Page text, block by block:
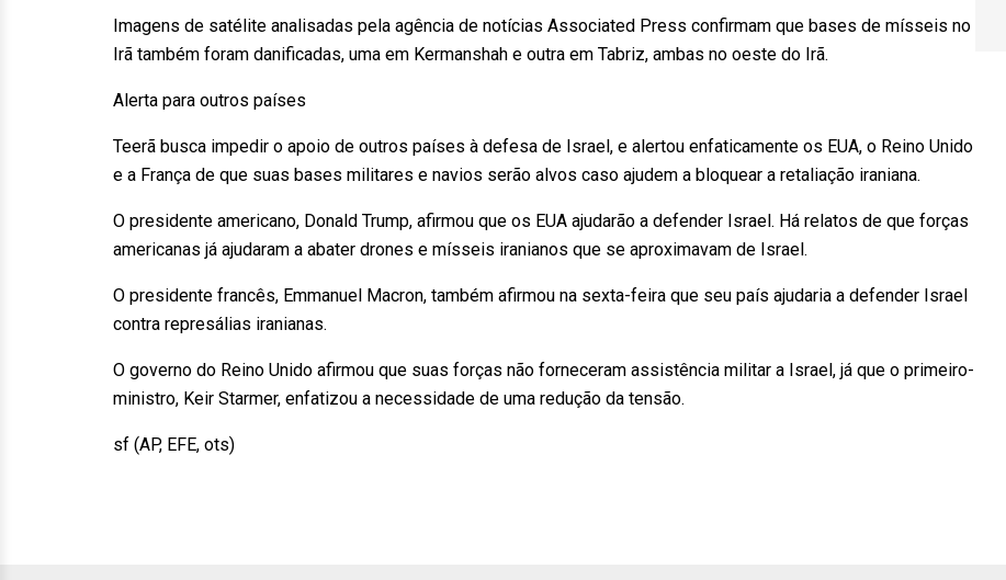
Imagens de satélite analisadas pela agência de notícias Associated Press confirmam que bases de mísseis no
Irã também foram danificadas, uma em Kermanshah e outra em Tabriz, ambas no oeste do Irã.
Alerta para outros países
Teerã busca impedir o apoio de outros países à defesa de Israel, e alertou enfaticamente os EUA, o Reino Unido
e a França de que suas bases militares e navios serão alvos caso ajudem a bloquear a retaliação iraniana.
O presidente americano, Donald Trump, afirmou que os EUA ajudarão a defender Israel. Há relatos de que forças
americanas já ajudaram a abater drones e mísseis iranianos que se aproximavam de Israel.
O presidente francês, Emmanuel Macron, também afirmou na sexta-feira que seu país ajudaria a defender Israel
contra represálias iranianas.
O governo do Reino Unido afirmou que suas forças não forneceram assistência militar a Israel, já que o primeiro-
ministro, Keir Starmer, enfatizou a necessidade de uma redução da tensão.
sf (AP, EFE, ots)